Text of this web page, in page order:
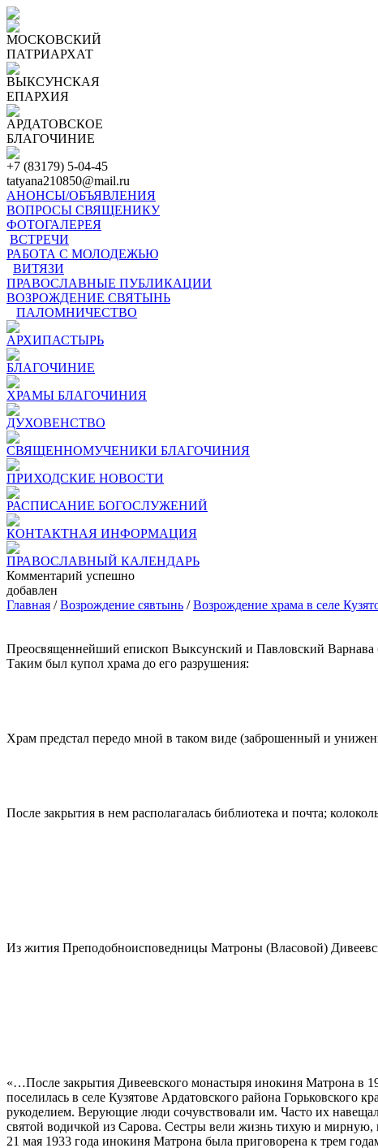
МОСКОВСКИЙ
ПАТРИАРХАТ
ВЫКСУНСКАЯ
ЕПАРХИЯ
АРДАТОВСКОЕ
БЛАГОЧИНИЕ
+7 (83179) 5-04-45
tatyana210850@mail.ru
АНОНСЫ/ОБЪЯВЛЕНИЯ
ВОПРОСЫ СВЯЩЕНИКУ
ФОТОГАЛЕРЕЯ
ВСТРЕЧИ
РАБОТА С МОЛОДЕЖЬЮ
ВИТЯЗИ
ПРАВОСЛАВНЫЕ ПУБЛИКАЦИИ
ВОЗРОЖДЕНИЕ СВЯТЫНЬ
ПАЛОМНИЧЕСТВО
АРХИПАСТЫРЬ
БЛАГОЧИНИЕ
ХРАМЫ БЛАГОЧИНИЯ
ДУХОВЕНСТВО
СВЯЩЕННОМУЧЕНИКИ БЛАГОЧИНИЯ
ПРИХОДСКИЕ НОВОСТИ
РАСПИСАНИЕ БОГОСЛУЖЕНИЙ
КОНТАКТНАЯ ИНФОРМАЦИЯ
ПРАВОСЛАВНЫЙ КАЛЕНДАРЬ
Комментарий успешно
добавлен
Главная /Возрождение сявтынь /Возрождение храма в селе
Преосвященнейший епископ Выксунский и Павловский Варнава
Таким был купол храма до его разрушения:
Храм предстал передо мной в таком виде (заброшенный и
После закрытия в нем располагалась библиотека и почта;
Из жития Преподобноисповедницы Матроны (Власовой)
«…После закрытия Дивеевского монастыря инокиня Матрона в
поселилась в селе Кузятове Ардатовского района
рукоделием. Верующие люди сочувствовали им. Часто их
святой водичкой из Сарова. Сестры вели жизнь тихую и мирную,
21 мая 1933 года инокиня Матрона была приговорена к трем